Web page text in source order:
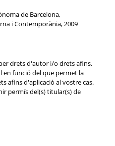
de Barcelona,
i Contemporània, 2009
drets d'autor i/o drets afins.
funció del que permet la
afins d'aplicació al vostre cas.
permís del(s) titular(s) de